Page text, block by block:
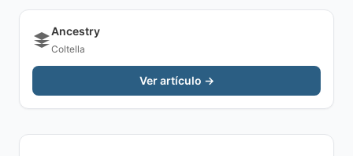
Ancestry
Coltella
Ver artículo →